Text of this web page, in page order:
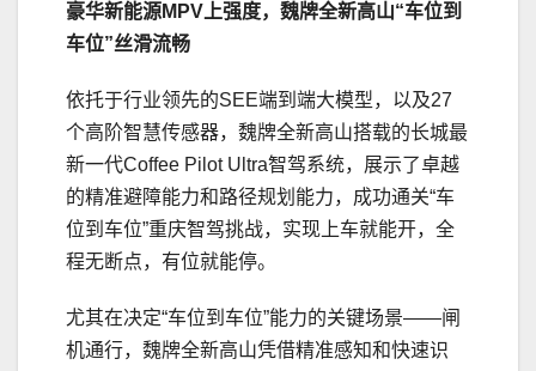
豪华新能源MPV上强度，魏牌全新高山“车位到
车位”丝滑流畅
依托于行业领先的SEE端到端大模型，以及27
个高阶智慧传感器，魏牌全新高山搭载的长城最
新一代Coffee Pilot Ultra智驾系统，展示了卓越
的精准避障能力和路径规划能力，成功通关“车
位到车位”重庆智驾挑战，实现上车就能开，全
程无断点，有位就能停。
尤其在决定“车位到车位”能力的关键场景——闸
机通行，魏牌全新高山凭借精准感知和快速识